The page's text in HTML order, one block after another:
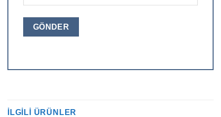
İLGILI ÜRÜNLER